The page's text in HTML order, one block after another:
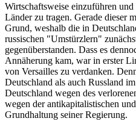
Wirtschaftsweise einzuführen
Länder zu tragen. Gerade dieser
Grund, weshalb die in
russischen "Umstürzlern"
gegenüberstanden. Dass es
Annäherung kam, war in erster
von Versailles zu verdanken.
Deutschland als auch Russland
Deutschland wegen des
wegen der antikapitalistischen
Grundhaltung seiner Regierung.